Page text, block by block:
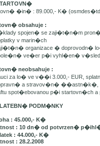
�in� : 89.000,- K�
obsahuje :
spojen� se zaji�t�n�m
v marin�ch
organizace � doprovodn�
ve�er p�i vyhl�en�
neobsahuje :
za lo� ve v��i 3.000,- EUR,
a stravov�n� ��astn�k�,
spot�ebovanou p�i startovn�ch
PODM�NKY
: 45.000,- K�
: 10 dn� od potvrzen�
: 44.000,- K�
: 28.2.2008